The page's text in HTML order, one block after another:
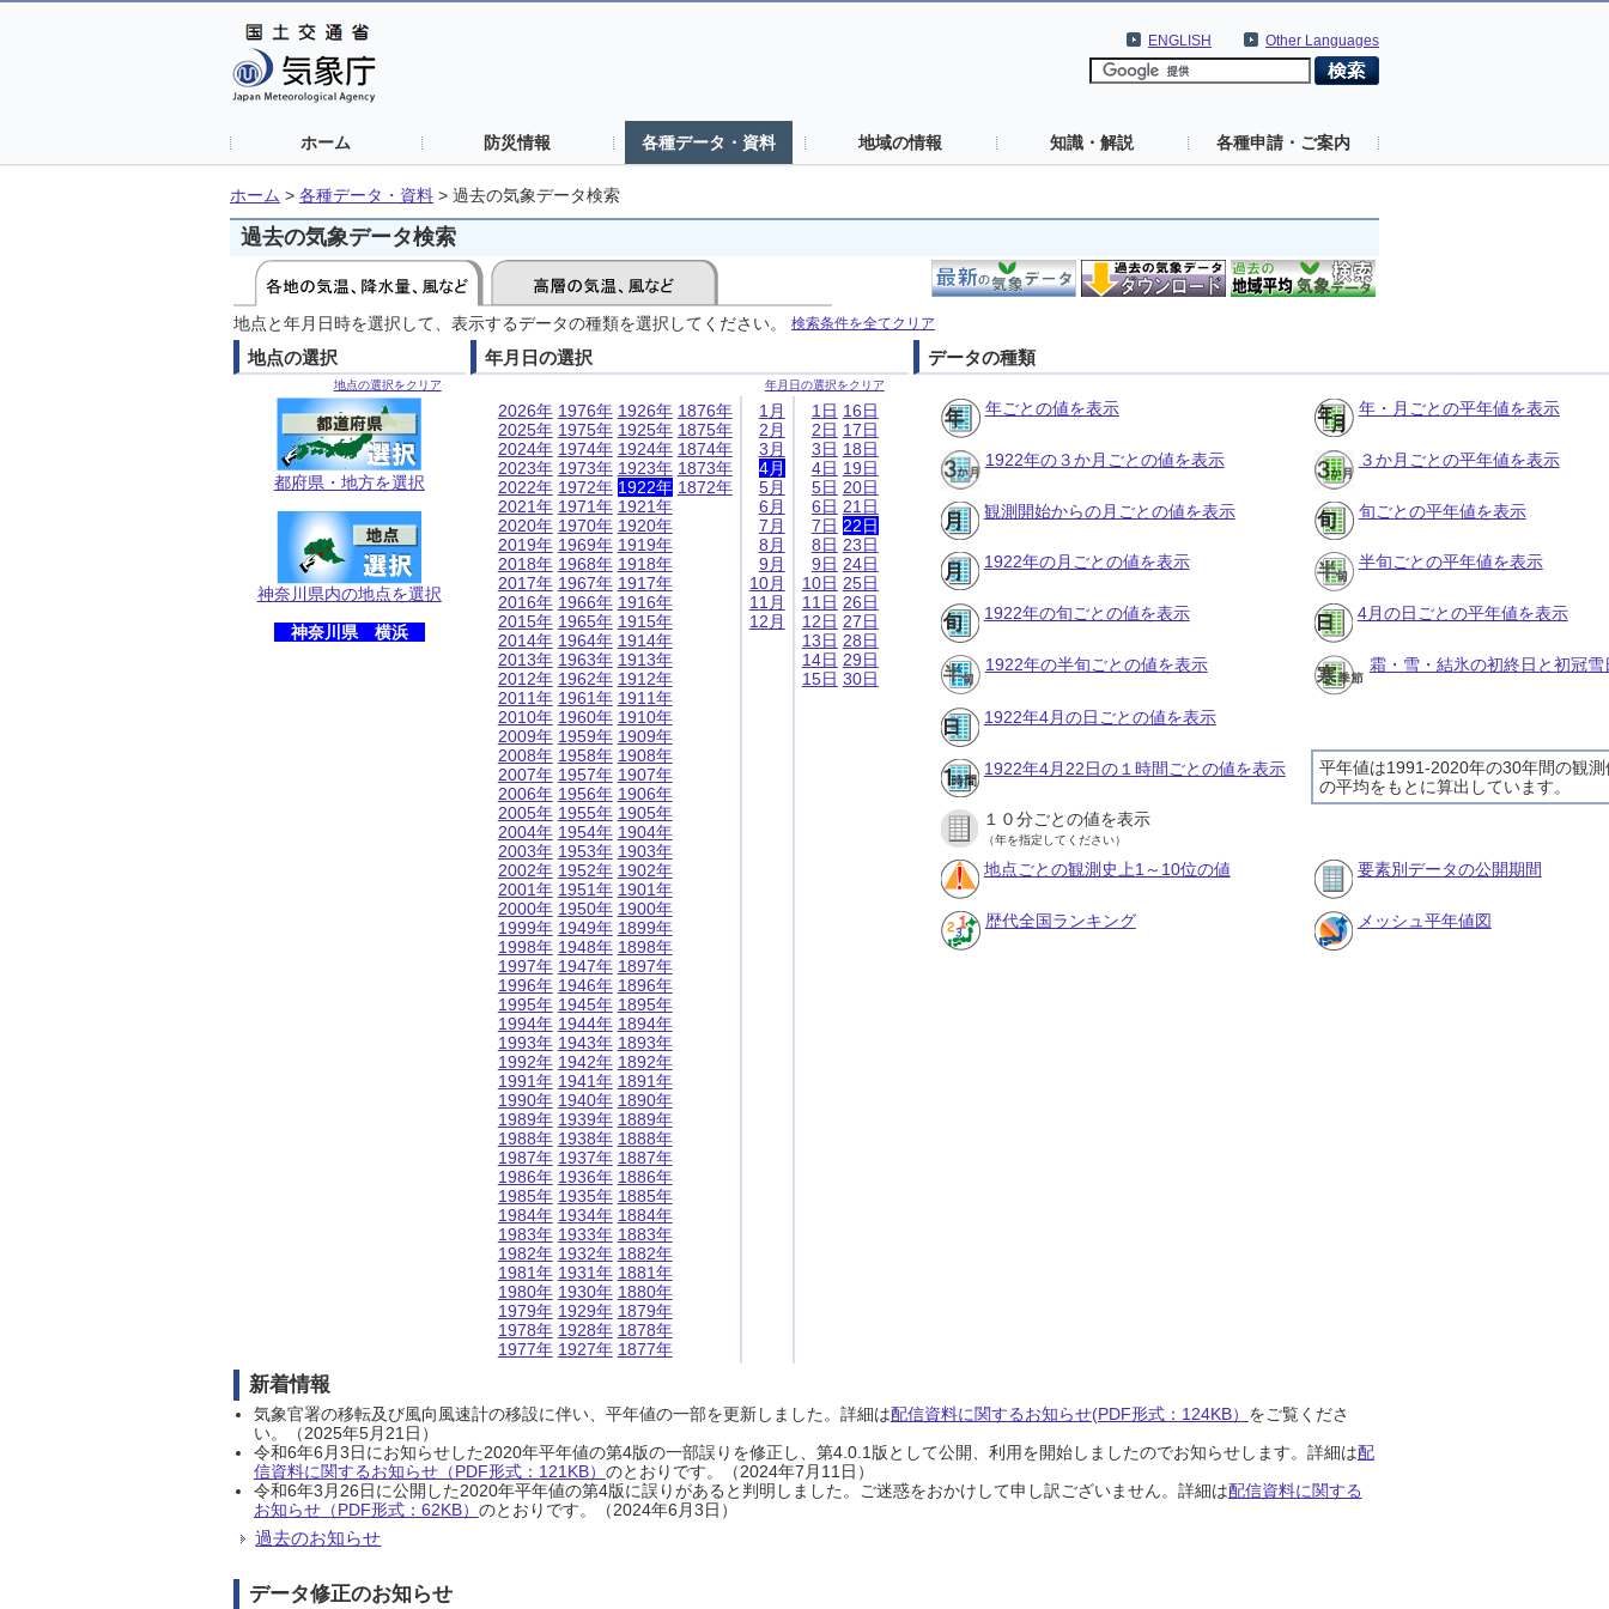
Other Languages
ENGLISH
ホーム 防災情報 各種データ・資料 地域の情報 知識・解説 各種申請・ご案内
ホーム > 各種データ・資料 > 過去の気象データ検索
過去の気象データ検索
地点と年月日時を選択して、表示するデータの種類を選択してください。 検索条件を全てクリア
地点の選択
地点の選択をクリア
都府県・地方を選択
神奈川県内の地点を選択
神奈川県 横浜
年月日の選択
年月日の選択をクリア
2026年
2025年
2024年
2023年
2022年
2021年
2020年
2019年
2018年
2017年
2016年
2015年
2014年
2013年
2012年
2011年
2010年
2009年
2008年
2007年
2006年
2005年
2004年
2003年
2002年
2001年
2000年
1999年
1998年
1997年
1996年
1995年
1994年
1993年
1992年
1991年
1990年
1989年
1988年
1987年
1986年
1985年
1984年
1983年
1982年
1981年
1980年
1979年
1978年
1977年
1976年
1975年
1974年
1973年
1972年
1971年
1970年
1969年
1968年
1967年
1966年
1965年
1964年
1963年
1962年
1961年
1960年
1959年
1958年
1957年
1956年
1955年
1954年
1953年
1952年
1951年
1950年
1949年
1948年
1947年
1946年
1945年
1944年
1943年
1942年
1941年
1940年
1939年
1938年
1937年
1936年
1935年
1934年
1933年
1932年
1931年
1930年
1929年
1928年
1927年
1926年
1925年
1924年
1923年
1922年
1921年
1920年
1919年
1918年
1917年
1916年
1915年
1914年
1913年
1912年
1911年
1910年
1909年
1908年
1907年
1906年
1905年
1904年
1903年
1902年
1901年
1900年
1899年
1898年
1897年
1896年
1895年
1894年
1893年
1892年
1891年
1890年
1889年
1888年
1887年
1886年
1885年
1884年
1883年
1882年
1881年
1880年
1879年
1878年
1877年
1876年
1875年
1874年
1873年
1872年
1月
2月
3月
4月
5月
6月
7月
8月
9月
10月
11月
12月
1日
2日
3日
4日
5日
6日
7日
8日
9日
10日
11日
12日
13日
14日
15日
16日
17日
18日
19日
20日
21日
22日
23日
24日
25日
26日
27日
28日
29日
30日
データの種類
年ごとの値を表示 年・月ごとの平年値を表示
1922年の３か月ごとの値を表示 ３か月ごとの平年値を表示
観測開始からの月ごとの値を表示 旬ごとの平年値を表示
1922年の月ごとの値を表示 半旬ごとの平年値を表示
1922年の旬ごとの値を表示 4月の日ごとの平年値を表示
1922年の半旬ごとの値を表示 霜・雪・結氷の初終日と初冠
1922年4月の日ごとの値を表示
平年値は1991-2020年の30年間の観測
の平均をもとに算出しています。
1922年4月22日の１時間ごとの値を表示
１０分ごとの値を表示
（年を指定してください）
地点ごとの観測史上1～10位の値 要素別データの公開期間
歴代全国ランキング メッシュ平年値図
新着情報
気象官署の移転及び風向風速計の移設に伴い、平年値の一部を更新しました。詳細は配信資料に関するお知らせ(PDF形式：124KB） をご覧くださ
い。（2025年5月21日）
令和6年6月3日にお知らせした2020年平年値の第4版の一部誤りを修正し、第4.0.1版として公開、利用を開始しましたのでお知らせします。詳細は配
信資料に関するお知らせ（PDF形式：121KB） のとおりです。（2024年7月11日）
令和6年3月26日に公開した2020年平年値の第4版に誤りがあると判明しました。ご迷惑をおかけして申し訳ございません。詳細は配信資料に関する
お知らせ（PDF形式：62KB） のとおりです。（2024年6月3日）
過去のお知らせ
データ修正のお知らせ